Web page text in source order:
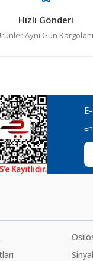
Hızlı Gönderi
Aynı Gün